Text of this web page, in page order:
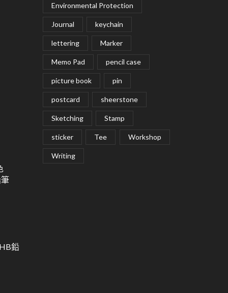
鉛
Environmental Protection
Journal keychain
lettering Marker
Memo Pad pencil case
picture book pin
postcard sheerstone
Sketching Stamp
sticker Tee Workshop
Writing